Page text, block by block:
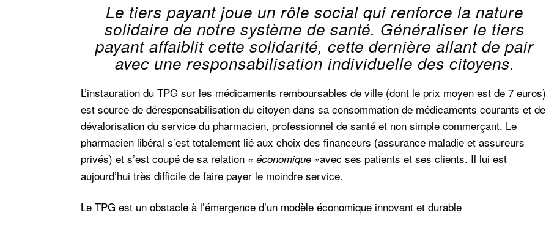
Le tiers payant joue un rôle social qui renforce la nature
solidaire de notre système de santé. Généraliser le tiers
payant affaiblit cette solidarité, cette dernière allant de pair
avec une responsabilisation individuelle des citoyens.
L’instauration du TPG sur les médicaments remboursables de ville (dont le prix moyen est de 7 euros)
est source de déresponsabilisation du citoyen dans sa consommation de médicaments courants et de
dévalorisation du service du pharmacien, professionnel de santé et non simple commerçant. Le
pharmacien libéral s’est totalement lié aux choix des financeurs (assurance maladie et assureurs
privés) et s’est coupé de sa relation « économique »avec ses patients et ses clients. Il lui est
aujourd’hui très difficile de faire payer le moindre service.
Le TPG est un obstacle à l’émergence d’un modèle économique innovant et durable